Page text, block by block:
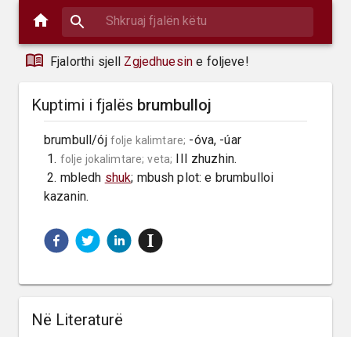
Fjalorthi sjell Zgjedhuesin e foljeve!
Kuptimi i fjalës brumbulloj
brumbull/ój folje kalimtare; -óva, -úar
1. folje jokalimtare; veta; III zhuzhin.
2. mbledh shuk; mbush plot: e brumbulloi
kazanin.
Në Literaturë